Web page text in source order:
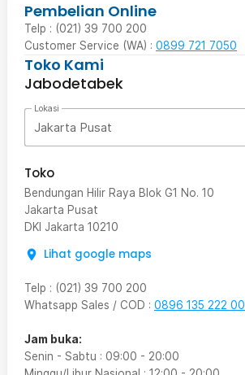
Pembelian Online
Telp : (021) 39 700 200
Customer Service (WA) : 0899 721 7050
Toko Kami
Jabodetabek
Lokasi
Jakarta Pusat
Toko
Bendungan Hilir Raya Blok G1 No. 10
Jakarta Pusat
DKI Jakarta 10210
Lihat google maps
Telp : (021) 39 700 200
Whatsapp Sales / COD : 0896 135 222 00
Jam buka:
Senin - Sabtu : 09:00 - 20:00